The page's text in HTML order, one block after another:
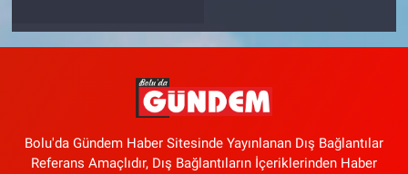
Bolu'da Gündem Haber Sitesinde Yayınlanan Dış Bağlantılar
Referans Amaçlıdır, Dış Bağlantıların İçeriklerinden Haber